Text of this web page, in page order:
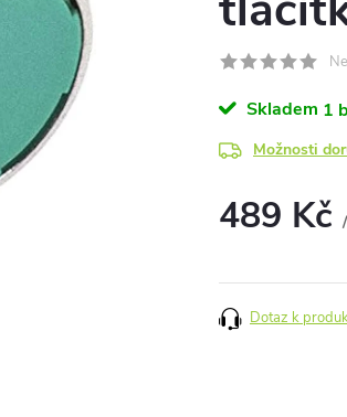
Skladem 1
Možnosti
489 Kč
Dotaz k